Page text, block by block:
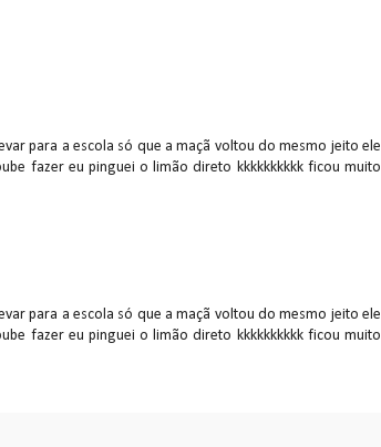
para a escola só que a maçã voltou do mesmo jeito ele
fazer eu pinguei o limão direto kkkkkkkkkk ficou muito
para a escola só que a maçã voltou do mesmo jeito ele
fazer eu pinguei o limão direto kkkkkkkkkk ficou muito